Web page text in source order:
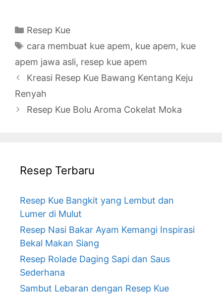
Categories
Resep Kue
Tags
cara membuat kue apem, kue apem, kue
apem jawa asli, resep kue apem
Kreasi Resep Kue Bawang Kentang Keju
Renyah
Resep Kue Bolu Aroma Cokelat Moka
Resep Terbaru
Resep Kue Bangkit yang Lembut dan
Lumer di Mulut
Resep Nasi Bakar Ayam Kemangi Inspirasi
Bekal Makan Siang
Resep Rolade Daging Sapi dan Saus
Sederhana
Sambut Lebaran dengan Resep Kue